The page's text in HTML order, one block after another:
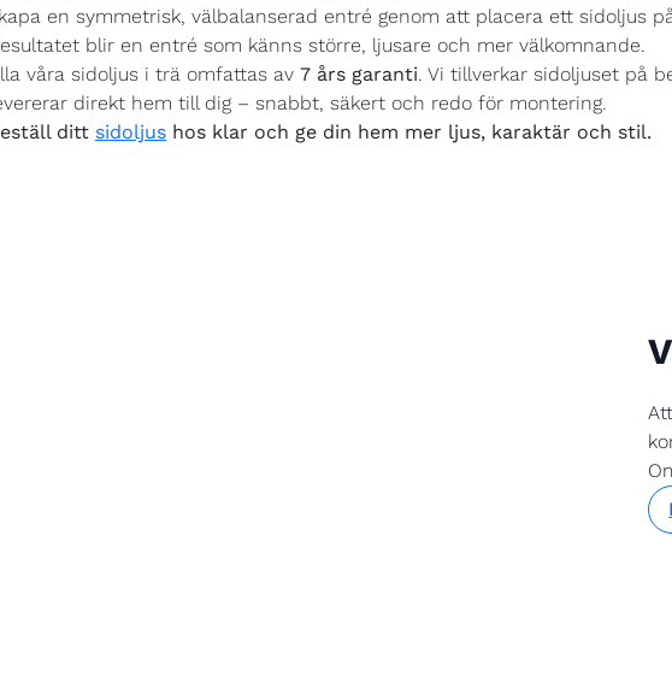
en symmetrisk, välbalanserad entré genom att placera ett sidoljus
blir en entré som känns större, ljusare och mer välkomnande.
våra sidoljus i trä omfattas av 7 års garanti. Vi tillverkar sidoljuset på
direkt hem till dig – snabbt, säkert och redo för montering.
ditt sidoljus hos klar och ge din hem mer ljus, karaktär och stil.